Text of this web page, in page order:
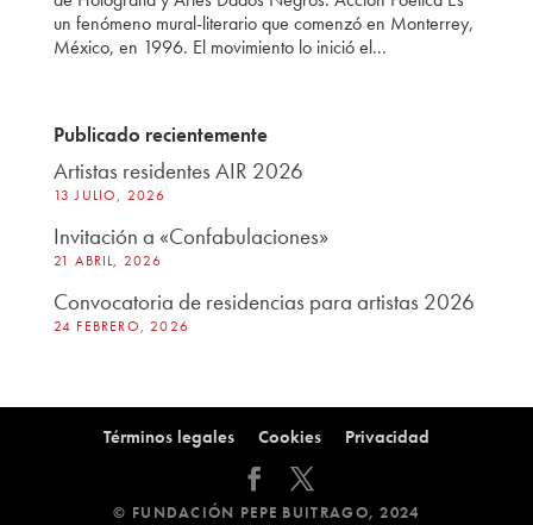
un fenómeno mural-literario que comenzó en Monterrey,
México, en 1996. El movimiento lo inició el...
Publicado recientemente
Artistas residentes AIR 2026
13 JULIO, 2026
Invitación a «Confabulaciones»
21 ABRIL, 2026
Convocatoria de residencias para artistas 2026
24 FEBRERO, 2026
Términos legales Cookies Privacidad
© FUNDACIÓN PEPE BUITRAGO, 2024